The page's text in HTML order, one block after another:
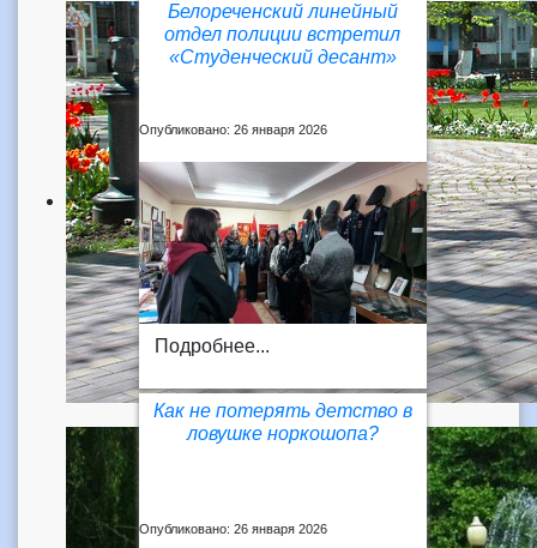
Белореченский линейный
отдел полиции встретил
«Студенческий десант»
Опубликовано: 26 января 2026
Подробнее...
Как не потерять детство в
ловушке норкошопа?
Опубликовано: 26 января 2026